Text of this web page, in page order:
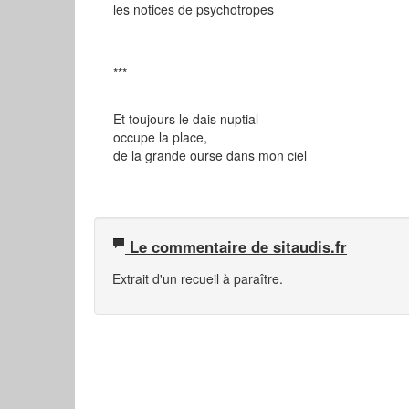
les notices de psychotropes
***
Et toujours le dais nuptial
occupe la place,
de la grande ourse dans mon ciel
Le commentaire de sitaudis.fr
Extrait d'un recueil à paraître.